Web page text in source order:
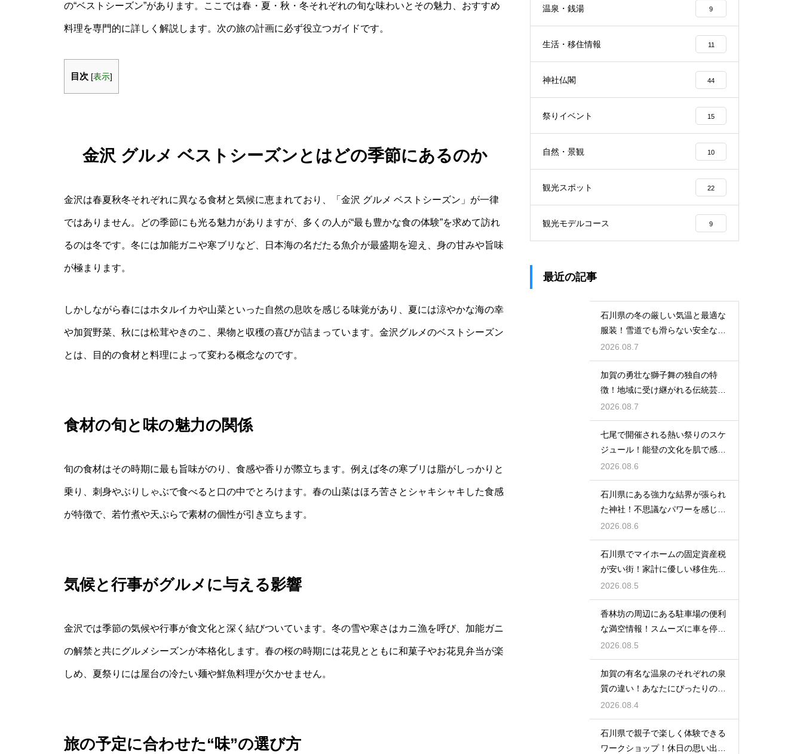
の“ベストシーズン”があります。ここでは春・夏・秋・冬それぞれの旬な味わいとその魅力、おすすめ
料理を専門的に詳しく解説します。次の旅の計画に必ず役立つガイドです。
目次 [表示]
金沢 グルメ ベストシーズンとはどの季節にあるのか
金沢は春夏秋冬それぞれに異なる食材と気候に恵まれており、「金沢 グルメ ベストシーズン」が一律
ではありません。どの季節にも光る魅力がありますが、多くの人が“最も豊かな食の体験”を求めて訪れ
るのは冬です。冬には加能ガニや寒ブリなど、日本海の名だたる魚介が最盛期を迎え、身の甘みや旨味
が極まります。
しかしながら春にはホタルイカや山菜といった自然の息吹を感じる味覚があり、夏には涼やかな海の幸
や加賀野菜、秋には松茸やきのこ、果物と収穫の喜びが詰まっています。金沢グルメのベストシーズン
とは、目的の食材と料理によって変わる概念なのです。
食材の旬と味の魅力の関係
旬の食材はその時期に最も旨味がのり、食感や香りが際立ちます。例えば冬の寒ブリは脂がしっかりと
乗り、刺身やぶりしゃぶで食べると口の中でとろけます。春の山菜はほろ苦さとシャキシャキした食感
が特徴で、若竹煮や天ぷらで素材の個性が引き立ちます。
気候と行事がグルメに与える影響
金沢では季節の気候や行事が食文化と深く結びついています。冬の雪や寒さはカニ漁を呼び、加能ガニ
の解禁と共にグルメシーズンが本格化します。春の桜の時期には花見とともに和菓子やお花見弁当が楽
しめ、夏祭りには屋台の冷たい麺や鮮魚料理が欠かせません。
旅の予定に合わせた“味”の選び方
温泉・銭湯 9
生活・移住情報 11
神社仏閣 44
祭りイベント 15
自然・景観 10
観光スポット 22
観光モデルコース 9
最近の記事
石川県の冬の厳しい気温と最適な
服装！雪道でも滑らない安全な靴
の選び方
2026.08.7
加賀の勇壮な獅子舞の独自の特
徴！地域に受け継がれる伝統芸能
の迫力
2026.08.7
七尾で開催される熱い祭りのスケ
ジュール！能登の文化を肌で感じ
る体験
2026.08.6
石川県にある強力な結界が張られ
た神社！不思議なパワーを感じる
神秘の地
2026.08.6
石川県でマイホームの固定資産税
が安い街！家計に優しい移住先の
選び方
2026.08.5
香林坊の周辺にある駐車場の便利
な満空情報！スムーズに車を停め
る裏技
2026.08.5
加賀の有名な温泉のそれぞれの泉
質の違い！あなたにぴったりの名
湯を探す
2026.08.4
石川県で親子で楽しく体験できる
ワークショップ！休日の思い出作